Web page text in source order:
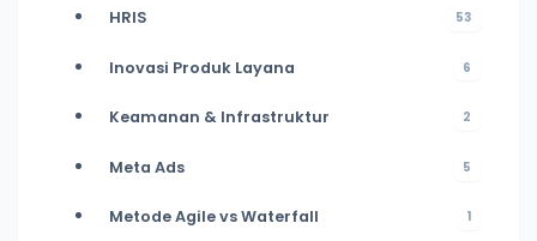
HRIS 53
Inovasi Produk Layana 6
Keamanan & Infrastruktur 2
Meta Ads 5
Metode Agile vs Waterfall 1